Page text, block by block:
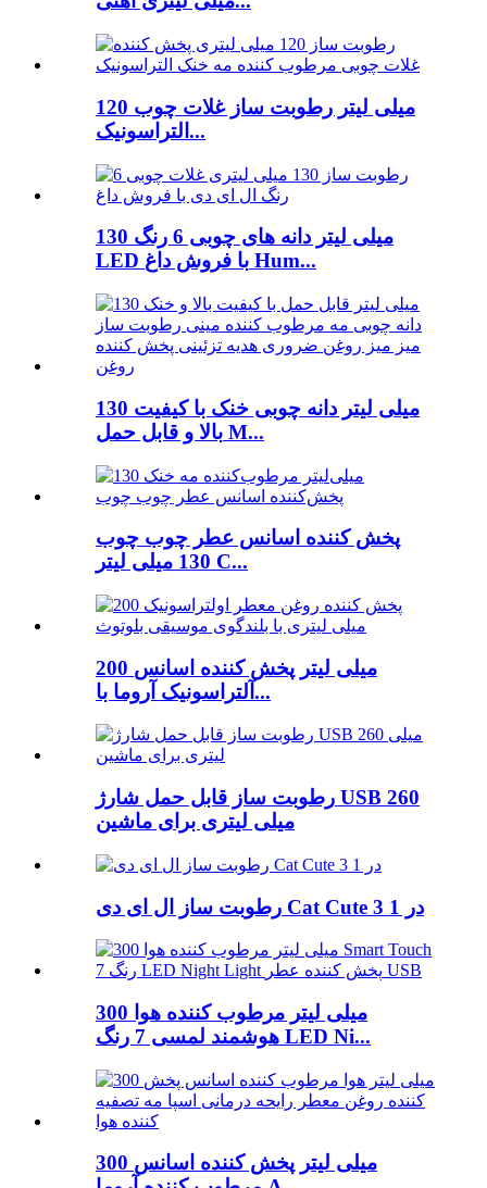
120 میلی لیتر رطوبت ساز غلات چوب
التراسونیک...
130 میلی لیتر دانه های چوبی 6 رنگ
LED با فروش داغ Hum...
130 میلی لیتر دانه چوبی خنک با کیفیت
بالا و قابل حمل M...
پخش کننده اسانس عطر چوب چوب
130 میلی لیتر C...
200 میلی لیتر پخش کننده اسانس
آلتراسونیک آروما با...
رطوبت ساز قابل حمل شارژ USB 260
میلی لیتری برای ماشین
رطوبت ساز ال ای دی Cat Cute 3 در 1
300 میلی لیتر مرطوب کننده هوا
هوشمند لمسی 7 رنگ LED Ni...
300 میلی لیتر پخش کننده اسانس